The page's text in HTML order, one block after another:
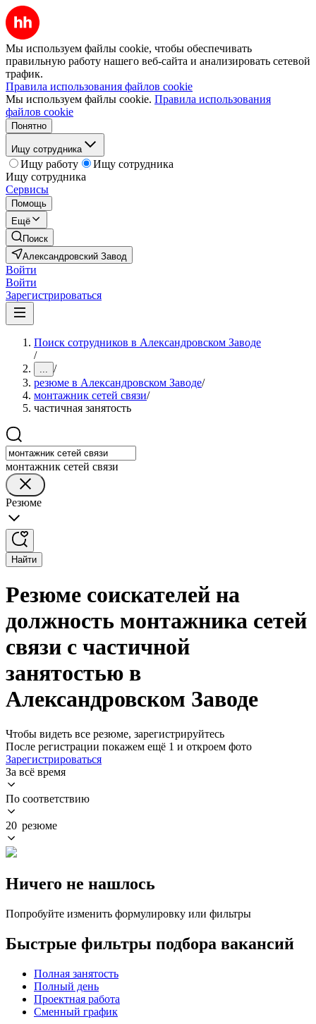
Мы используем файлы cookie, чтобы обеспечивать
правильную работу нашего веб-сайта и анализировать сетевой
трафик.
Правила использования файлов cookie
Мы используем файлы cookie. Правила использования
файлов cookie
Понятно
Ищу сотрудника
Ищу работу
Ищу сотрудника
Ищу сотрудника
Сервисы
Помощь
Ещё
Поиск
Александровский Завод
Войти
Войти
Зарегистрироваться
Поиск сотрудников в Александровском Заводе
/
... /
резюме в Александровском Заводе/
монтажник сетей связи/
частичная занятость
монтажник сетей связи
Резюме
Найти
Резюме соискателей на
должность монтажника сетей
связи с частичной
занятостью в
Александровском Заводе
Чтобы видеть все резюме, зарегистрируйтесь
После регистрации покажем ещё 1 и откроем фото
Зарегистрироваться
За всё время
По соответствию
20 резюме
Ничего не нашлось
Попробуйте изменить формулировку или фильтры
Быстрые фильтры подбора вакансий
Полная занятость
Полный день
Проектная работа
Сменный график